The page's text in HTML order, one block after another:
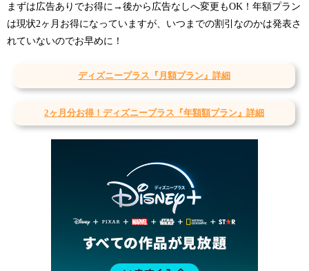
まずは広告ありでお得に→後から広告なしへ変更もOK！年額プラン
は現状2ヶ月お得になっていますが、いつまでの割引なのかは発表さ
れていないのでお早めに！
ディズニープラス『月額プラン』詳細
2ヶ月分お得！ディズニープラス『年額額プラン』詳細